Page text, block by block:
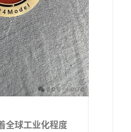
全球工业化程度